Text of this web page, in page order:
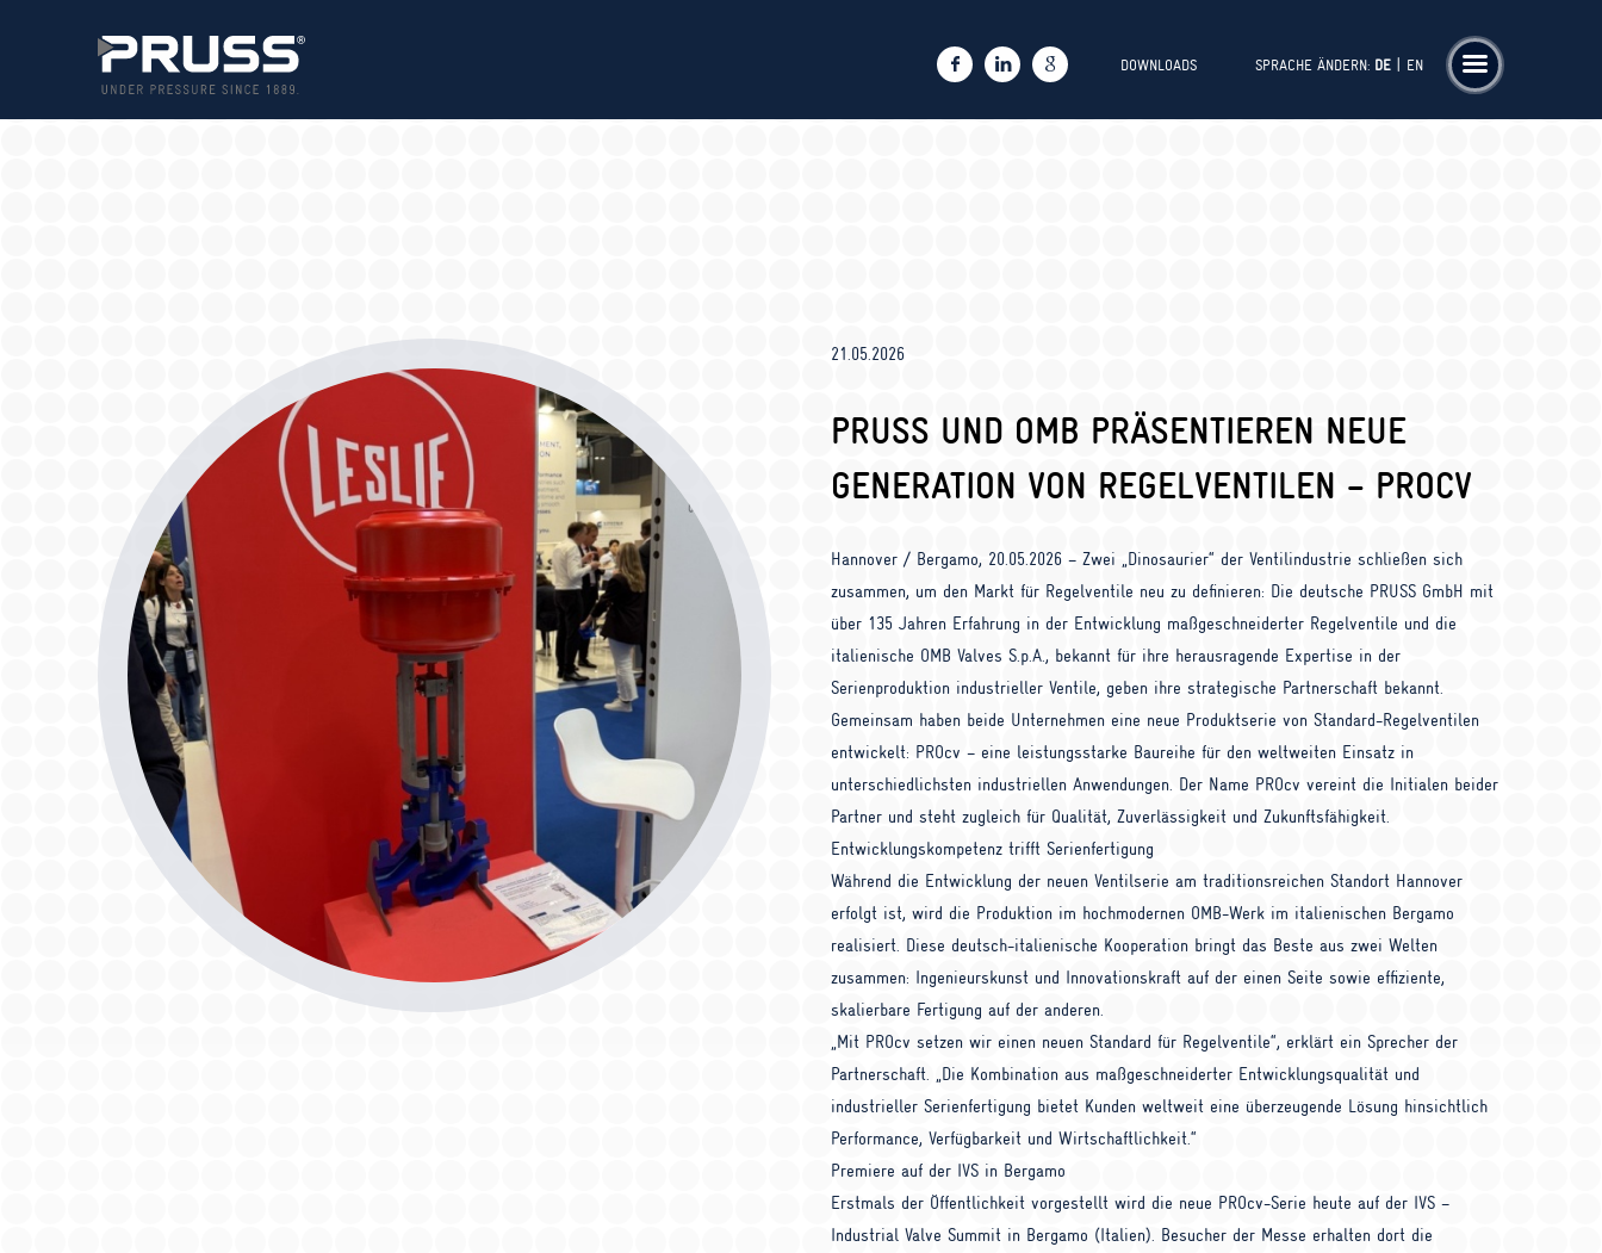
DOWNLOADS SPRACHE ÄNDERN: DE | EN
21.05.2026
PRUSS UND OMB PRÄSENTIEREN NEUE
GENERATION VON REGELVENTILEN – PROCV
Hannover / Bergamo, 20.05.2026 – Zwei „Dinosaurier“ der Ventilindustrie schließen sich
zusammen, um den Markt für Regelventile neu zu definieren: Die deutsche PRUSS GmbH mit
über 135 Jahren Erfahrung in der Entwicklung maßgeschneiderter Regelventile und die
italienische OMB Valves S.p.A., bekannt für ihre herausragende Expertise in der
Serienproduktion industrieller Ventile, geben ihre strategische Partnerschaft bekannt.
Gemeinsam haben beide Unternehmen eine neue Produktserie von Standard-Regelventilen
entwickelt: PROcv – eine leistungsstarke Baureihe für den weltweiten Einsatz in
unterschiedlichsten industriellen Anwendungen. Der Name PROcv vereint die Initialen beider
Partner und steht zugleich für Qualität, Zuverlässigkeit und Zukunftsfähigkeit.
Entwicklungskompetenz trifft Serienfertigung
Während die Entwicklung der neuen Ventilserie am traditionsreichen Standort Hannover
erfolgt ist, wird die Produktion im hochmodernen OMB-Werk im italienischen Bergamo
realisiert. Diese deutsch-italienische Kooperation bringt das Beste aus zwei Welten
zusammen: Ingenieurskunst und Innovationskraft auf der einen Seite sowie effiziente,
skalierbare Fertigung auf der anderen.
„Mit PROcv setzen wir einen neuen Standard für Regelventile“, erklärt ein Sprecher der
Partnerschaft. „Die Kombination aus maßgeschneiderter Entwicklungsqualität und
industrieller Serienfertigung bietet Kunden weltweit eine überzeugende Lösung hinsichtlich
Performance, Verfügbarkeit und Wirtschaftlichkeit.“
Premiere auf der IVS in Bergamo
Erstmals der Öffentlichkeit vorgestellt wird die neue PROcv-Serie heute auf der IVS –
Industrial Valve Summit in Bergamo (Italien). Besucher der Messe erhalten dort die